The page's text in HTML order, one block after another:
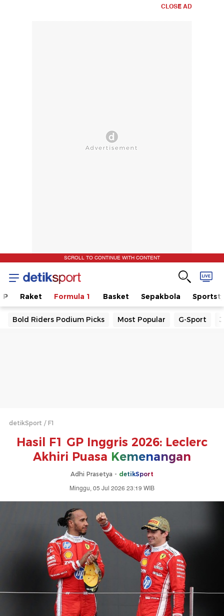
CLOSE AD
SCROLL TO CONTINUE WITH CONTENT
Raket Formula 1 Basket Sepakbola
Bold Riders Podium Picks Most Popular G-Sport
detikSport F1
Hasil F1 GP Inggris 2026: Leclerc
Akhiri Puasa Kemenangan
Adhi Prasetya - detikSport
Minggu, 05 Jul 2026 23:19 WIB